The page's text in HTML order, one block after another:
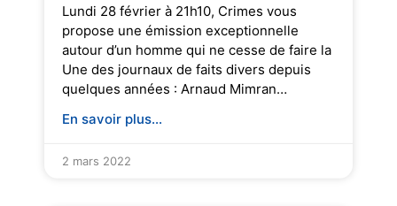
Lundi 28 février à 21h10, Crimes vous
propose une émission exceptionnelle
autour d’un homme qui ne cesse de faire la
Une des journaux de faits divers depuis
quelques années : Arnaud Mimran…
En savoir plus...
2 mars 2022